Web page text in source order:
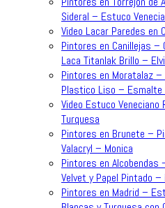
Sideral – Estuco
Video Lacar Paredes en
Pintores en Canillejas
Laca Titanlak Brillo –
Pintores en Moratalaz
Plastico Liso – Esmalte
Video Estuco Veneciano
Turquesa
Pintores en Brunete –
Valacryl – Monica
Pintores en Alcobendas
Velvet y Papel Pintado –
Pintores en Madrid –